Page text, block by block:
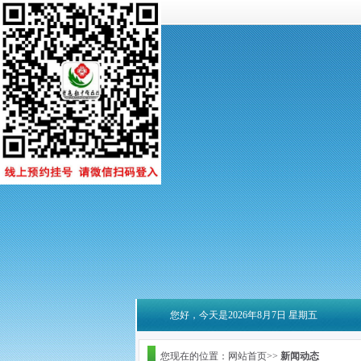
您好，今天是2026年8月7日 星期五
您现在的位置：网站首页>> 新闻动态